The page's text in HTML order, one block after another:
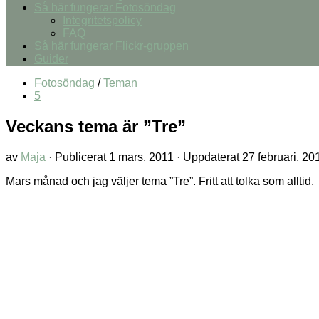
Så här fungerar Fotosöndag
Integritetspolicy
FAQ
Så här fungerar Flickr-gruppen
Guider
Fotosöndag / Teman
5
Veckans tema är ”Tre”
av Maja · Publicerat 1 mars, 2011 · Uppdaterat 27 februari,
Mars månad och jag väljer tema ”Tre”. Fritt att tolka som alltid.